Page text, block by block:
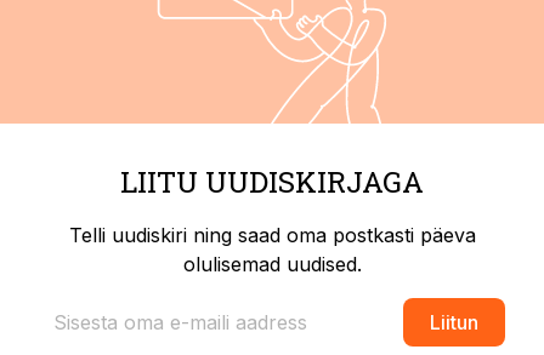
LIITU UUDISKIRJAGA
Telli uudiskiri ning saad oma postkasti päeva
olulisemad uudised.
Liitun